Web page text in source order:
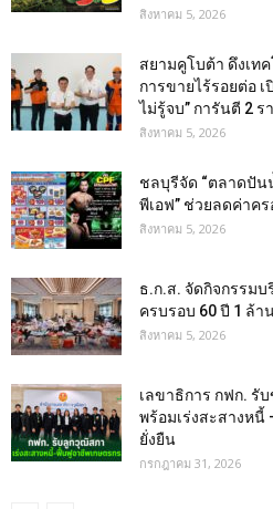
สิงหาคม 5, 2026
สยามคูโบต้า ดึงเท
การขายไร้รอยต่อ
ไม่รู้จบ” การันตี 2 ร
สิงหาคม 5, 2026
ชลบุรีจัด “ตลาดปัน
พีเอฟ” ช่วยลดค่าค
สิงหาคม 5, 2026
ธ.ก.ส. จัดกิจกรรมบ
ครบรอบ 60 ปี 1 ล้
สิงหาคม 5, 2026
เลขาธิการ กฟก. รั
พร้อมเร่งสะสางหนี้
ยั่งยืน
กรกฎาคม 31, 2026